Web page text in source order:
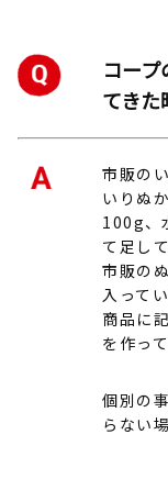
コー
てきた
市販の
いりぬ
100g、
て足し
市販の
入って
商品に
を作っ
個別の
らない